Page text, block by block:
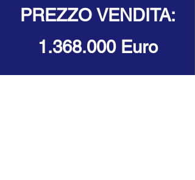
PREZZO VENDITA:
1.368.000Euro